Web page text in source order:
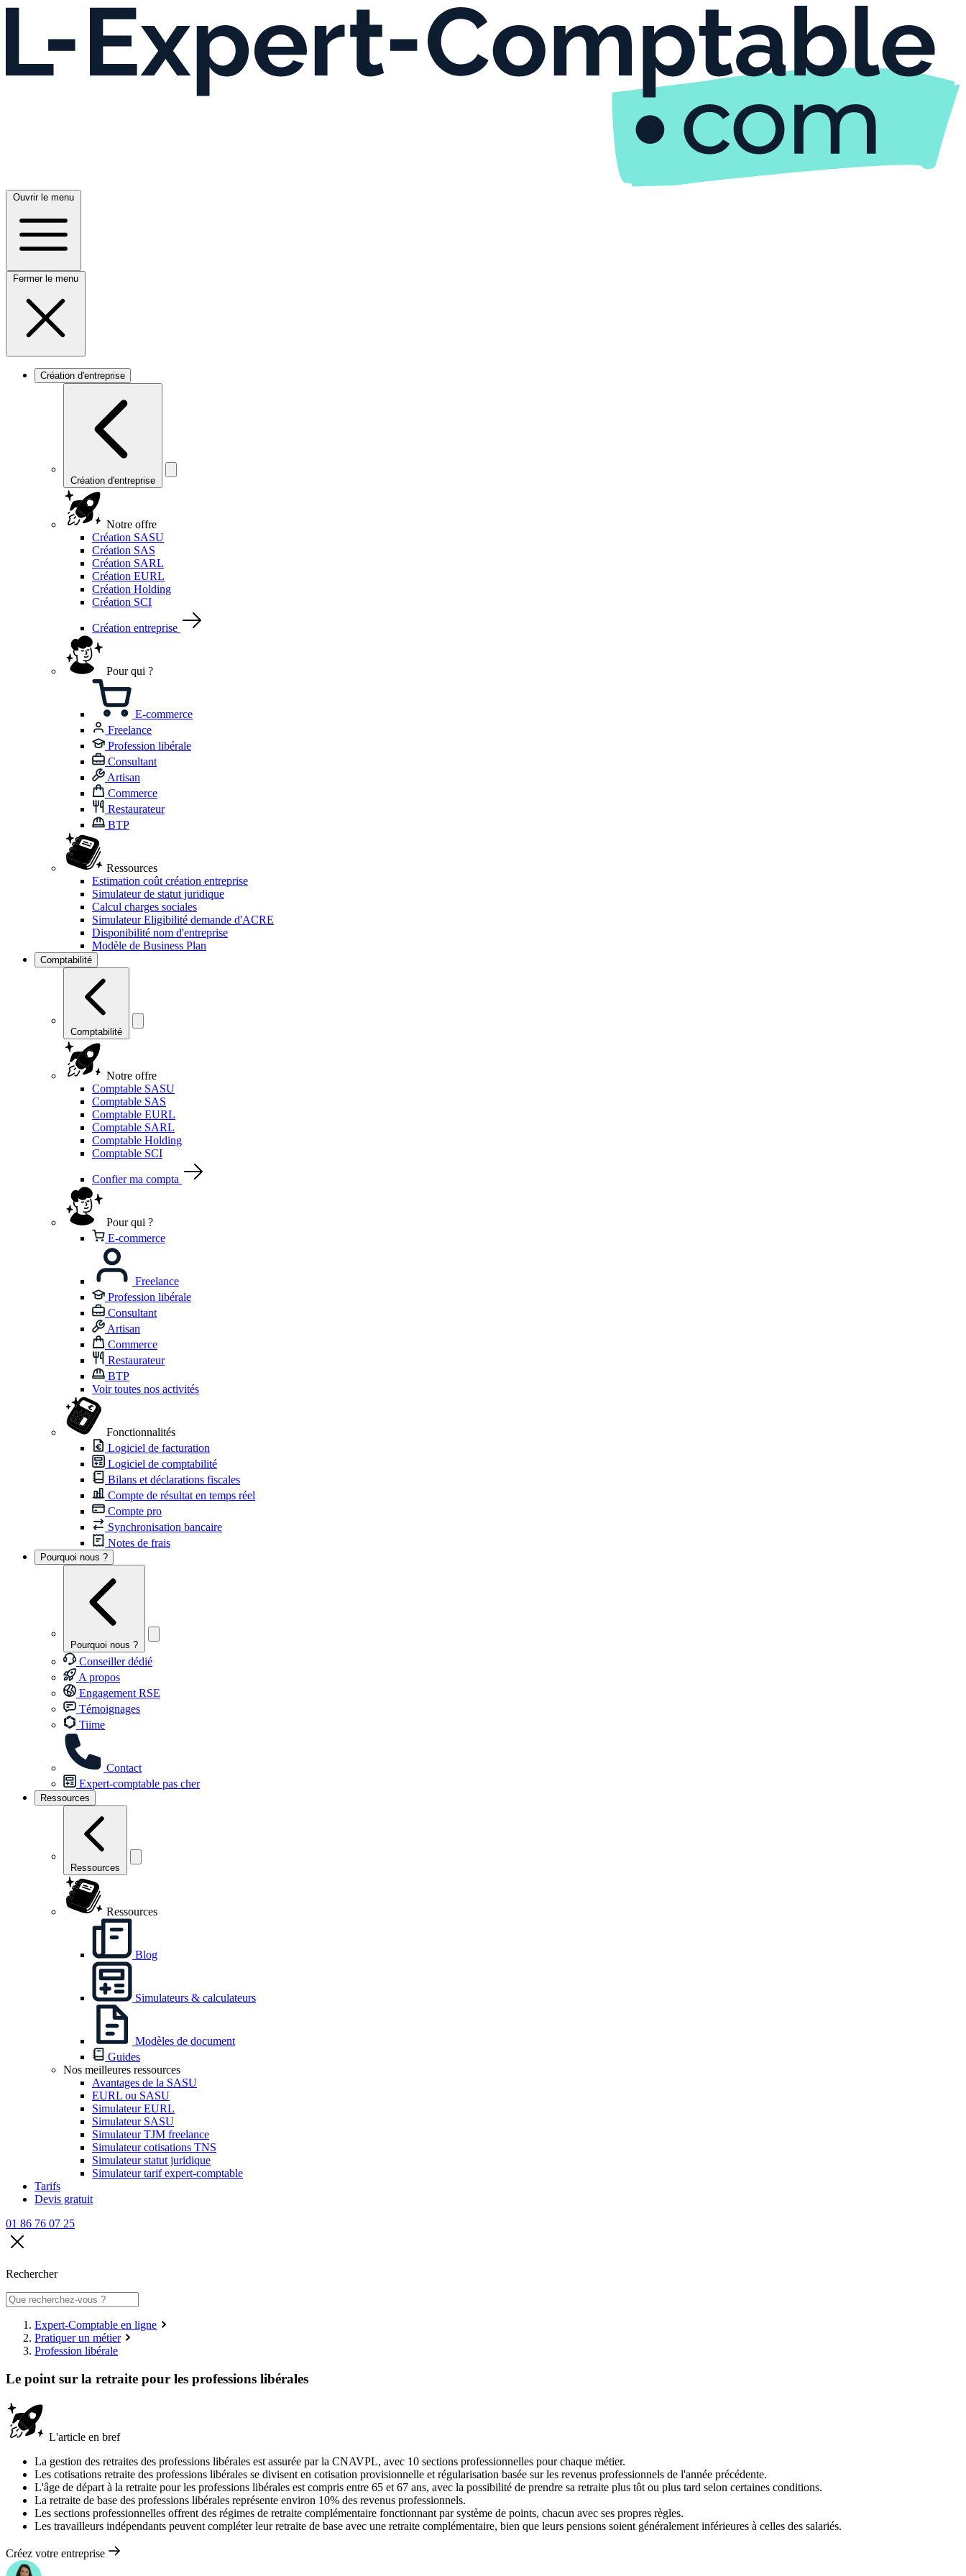
Ouvrir le menu
Fermer le menu
Création d'entreprise
Création d'entreprise
Notre offre
Création SASU
Création SAS
Création SARL
Création EURL
Création Holding
Création SCI
Création entreprise
Pour qui ?
E-commerce
Freelance
Profession libérale
Consultant
Artisan
Commerce
Restaurateur
BTP
Ressources
Estimation coût création entreprise
Simulateur de statut juridique
Calcul charges sociales
Simulateur Eligibilité demande d'ACRE
Disponibilité nom d'entreprise
Modèle de Business Plan
Comptabilité
Comptabilité
Notre offre
Comptable SASU
Comptable SAS
Comptable EURL
Comptable SARL
Comptable Holding
Comptable SCI
Confier ma compta
Pour qui ?
E-commerce
Freelance
Profession libérale
Consultant
Artisan
Commerce
Restaurateur
BTP
Voir toutes nos activités
Fonctionnalités
Logiciel de facturation
Logiciel de comptabilité
Bilans et déclarations fiscales
Compte de résultat en temps réel
Compte pro
Synchronisation bancaire
Notes de frais
Pourquoi nous ?
Pourquoi nous ?
Conseiller dédié
A propos
Engagement RSE
Témoignages
Tiime
Contact
Expert-comptable pas cher
Ressources
Ressources
Ressources
Blog
Simulateurs & calculateurs
Modèles de document
Guides
Nos meilleures ressources
Avantages de la SASU
EURL ou SASU
Simulateur EURL
Simulateur SASU
Simulateur TJM freelance
Simulateur cotisations TNS
Simulateur statut juridique
Simulateur tarif expert-comptable
Tarifs
Devis gratuit
01 86 76 07 25
Rechercher
Expert-Comptable en ligne
Pratiquer un métier
Profession libérale
Le point sur la retraite pour les professions libérales
L'article en bref
La gestion des retraites des professions libérales est assurée par la CNAVPL, avec 10 sections professionnelles pour chaque métier.
Les cotisations retraite des professions libérales se divisent en cotisation provisionnelle et régularisation basée sur les revenus professionnels de l'année précédente.
L'âge de départ à la retraite pour les professions libérales est compris entre 65 et 67 ans, avec la possibilité de prendre sa retraite plus tôt ou plus tard selon certaines conditions.
La retraite de base des professions libérales représente environ 10% des revenus professionnels.
Les sections professionnelles offrent des régimes de retraite complémentaire fonctionnant par système de points, chacun avec ses propres règles.
Les travailleurs indépendants peuvent compléter leur retraite de base avec une retraite complémentaire, bien que leurs pensions soient généralement inférieures à celles des salariés.
Créez votre entreprise